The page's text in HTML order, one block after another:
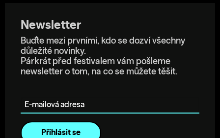
Newsletter
Buďte mezi prvními, kdo se dozví všechny
důležité novinky.
Párkrát před festivalem vám pošleme
newsletter o tom, na co se můžete těšit.